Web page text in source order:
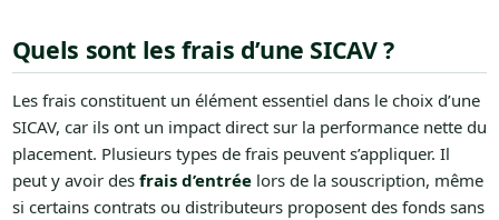
Quels sont les frais d’une SICAV ?
Les frais constituent un élément essentiel dans le choix d’une
SICAV, car ils ont un impact direct sur la performance nette du
placement. Plusieurs types de frais peuvent s’appliquer. Il
peut y avoir des frais d’entréelors de la souscription, même
si certains contrats ou distributeurs proposent des fonds sans